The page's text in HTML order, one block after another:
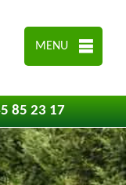
MENU
85 23 17